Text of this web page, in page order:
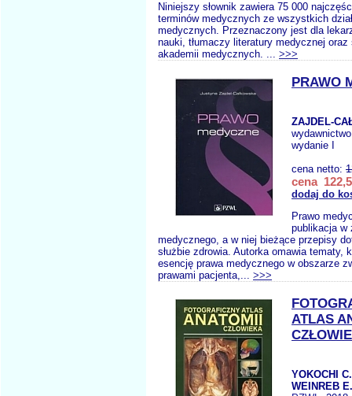
Niniejszy słownik zawiera 75 000
terminów medycznych ze wszystkich
medycznych. Przeznaczony jest dla
nauki, tłumaczy literatury medycznej oraz
akademii medycznych. ... >>>
PRAWO
ZAJDEL-
wydanie I
cena netto:
cena
dodaj do
Prawo
publikacja w
medycznego, a w niej bieżące przepisy
służbie zdrowia. Autorka omawia tematy,
esencję prawa medycznego w obszarze
prawami pacjenta,... >>>
ATLAS
YOKOCHI
WEINREB